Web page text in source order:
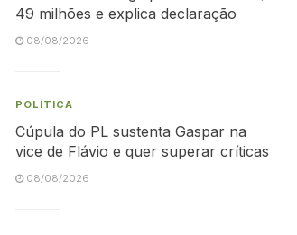
49 milhões e explica declaração
08/08/2026
POLÍTICA
Cúpula do PL sustenta Gaspar na
vice de Flávio e quer superar críticas
08/08/2026